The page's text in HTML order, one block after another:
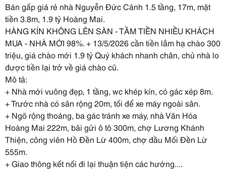
Bán gấp giá rẻ nhà Nguyễn Đức Cảnh 1.5 tầng, 17m, mặt
tiền 3.8m, 1.9 tỷ Hoàng Mai.
HÀNG KÍN KHÔNG LÊN SÀN - TẦM TIỀN NHIỀU KHÁCH
MUA - NHÀ MỚI 98%. + 13/5/2026 cần tiền lắm hạ chào 300
triệu, giá chào mới 1.9 tỷ Quý khách nhanh chân, chủ nhà lo
được tiền lại trở về giá chào cũ.
Mô tả:
+ Nhà mới vuông đẹp, 1 tầng, wc khép kín, có gác xép 8m.
+ Trước nhà có sân rộng 20m, tối để xe máy ngoài sân.
+ Ngõ rộng thoáng, ba gác tránh xe máy, nhà Văn Hóa
Hoàng Mai 222m, bãi gửi ô tô 300m, chợ Lương Khánh
Thiện, công viên Hồ Đền Lừ 400m, chợ đầu Mối Đền Lừ
555m.
+ Giao thông kết nối đi lại thuận tiện các hướng....